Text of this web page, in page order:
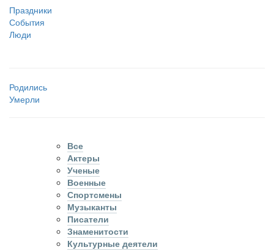
Праздники
События
Люди
Родились
Умерли
Все
Актеры
Ученые
Военные
Спортсмены
Музыканты
Писатели
Знаменитости
Культурные деятели